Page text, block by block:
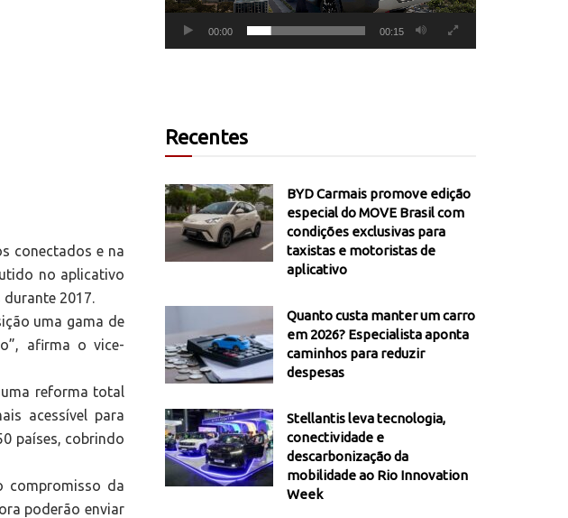
conectados e na
no aplicativo
2017.
uma gama de
afirma o vice-
uma reforma total
acessível para
países, cobrindo
compromisso da
poderão enviar
00:00 00:15
Recentes
BYD Carmais promove edição
especial do MOVE Brasil com
condições exclusivas para
taxistas e motoristas de
aplicativo
Quanto custa manter um carro
em 2026? Especialista aponta
caminhos para reduzir
despesas
Stellantis leva tecnologia,
conectividade e
descarbonização da
mobilidade ao Rio Innovation
Week